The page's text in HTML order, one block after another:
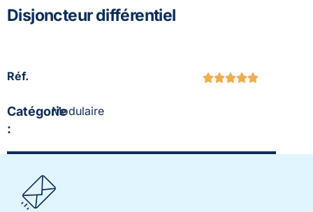
Disjoncteur différentiel
Réf.
Catégorie
:
Modulaire